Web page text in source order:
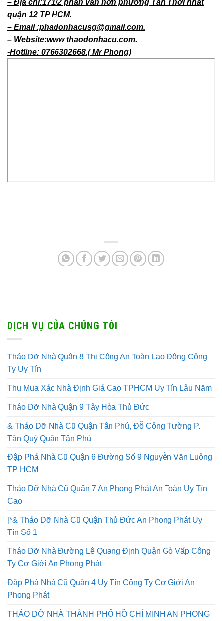
– Địa chỉ:171/2 phan văn hớn phường Tân Thới nhất
quận 12 TP HCM.
– Email :phadonhacusg@gmail.com.
– Website:www thaodonhacu.com.
-Hotline: 0766302668.( Mr Phong)
DỊCH VỤ CỦA CHÚNG TÔI
Tháo Dỡ Nhà Quận 8 Thi Công An Toàn Lao Động Công
Ty Uy Tín
Thu Mua Xác Nhà Định Giá Cao TPHCM Uy Tín Lâu Năm
Tháo Dỡ Nhà Quận 9 Tây Hòa Thủ Đức
& Tháo Dỡ Nhà Cũ Quận Tân Phú, Đỗ Công Tường P.
Tân Quý Quận Tân Phú
Đập Phá Nhà Cũ Quận 6 Đường Số 9 Nguyễn Văn Luông
TP HCM
Tháo Dỡ Nhà Cũ Quận 7 An Phong Phát An Toàn Uy Tín
Cao
[*& Tháo Dỡ Nhà Cũ Quận Thủ Đức An Phong Phát Uy
Tín Số 1
Tháo Dỡ Nhà Đường Lê Quang Định Quận Gò Vấp Công
Ty Cơ Giới An Phong Phát
Đập Phá Nhà Cũ Quận 4 Uy Tín Công Ty Cơ Giới An
Phong Phát
THÁO DỠ NHÀ THÀNH PHỐ HỒ CHÍ MINH AN PHONG